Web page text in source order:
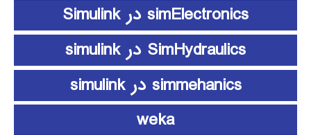
simElectronics در Simulink
SimHydraulics در simulink
simmehanics در simulink
weka